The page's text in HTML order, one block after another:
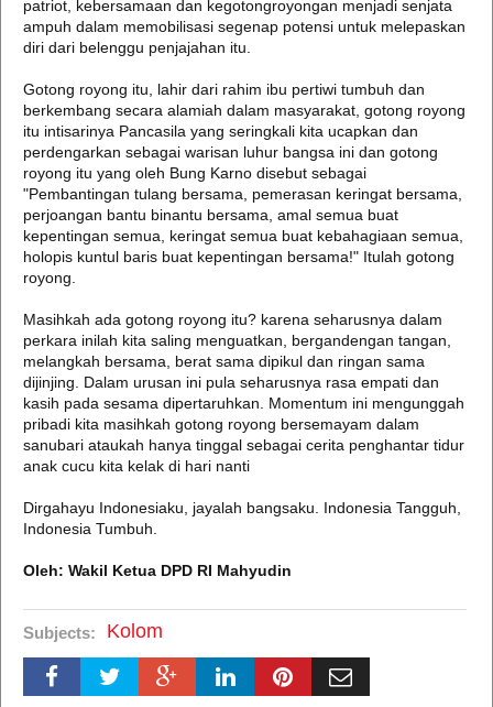
patriot, kebersamaan dan kegotongroyongan menjadi senjata
ampuh dalam memobilisasi segenap potensi untuk melepaskan
diri dari belenggu penjajahan itu.
Gotong royong itu, lahir dari rahim ibu pertiwi tumbuh dan
berkembang secara alamiah dalam masyarakat, gotong royong
itu intisarinya Pancasila yang seringkali kita ucapkan dan
perdengarkan sebagai warisan luhur bangsa ini dan gotong
royong itu yang oleh Bung Karno disebut sebagai
"Pembantingan tulang bersama, pemerasan keringat bersama,
perjoangan bantu binantu bersama, amal semua buat
kepentingan semua, keringat semua buat kebahagiaan semua,
holopis kuntul baris buat kepentingan bersama!" Itulah gotong
royong.
Masihkah ada gotong royong itu? karena seharusnya dalam
perkara inilah kita saling menguatkan, bergandengan tangan,
melangkah bersama, berat sama dipikul dan ringan sama
dijinjing. Dalam urusan ini pula seharusnya rasa empati dan
kasih pada sesama dipertaruhkan. Momentum ini mengunggah
pribadi kita masihkah gotong royong bersemayam dalam
sanubari ataukah hanya tinggal sebagai cerita penghantar tidur
anak cucu kita kelak di hari nanti
Dirgahayu Indonesiaku, jayalah bangsaku. Indonesia Tangguh,
Indonesia Tumbuh.
Oleh: Wakil Ketua DPD RI Mahyudin
Subjects: Kolom